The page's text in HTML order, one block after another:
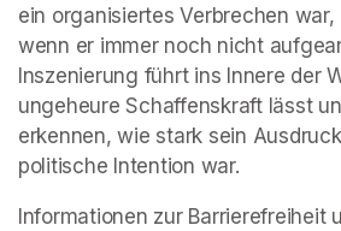
ein organisiertes Verbrechen
wenn er immer noch nicht
Inszenierung führt ins Innere der
ungeheure Schaffenskraft lässt
erkennen, wie stark sein
politische Intention war.
Informationen zur Barrierefreiheit